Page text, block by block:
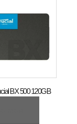
BX 500 120GB